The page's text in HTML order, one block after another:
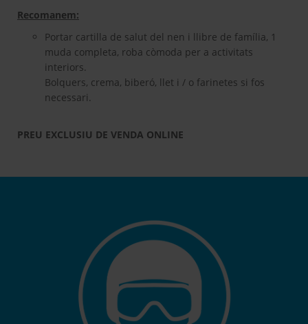
Recomanem:
Portar cartilla de salut del nen i llibre de família, 1
muda completa, roba còmoda per a activitats
interiors.
Bolquers, crema, biberó, llet i / o farinetes si fos
necessari.
PREU EXCLUSIU DE VENDA ONLINE